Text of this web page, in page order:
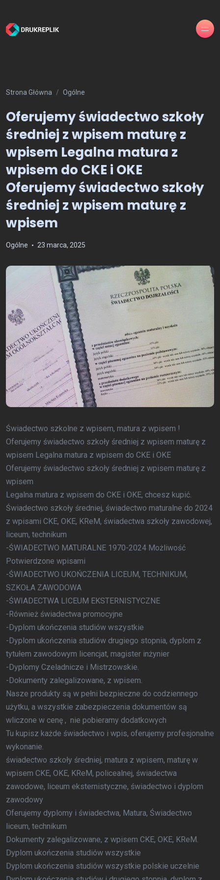
Strona Główna Ogólne
Oferujemy świadectwo szkoły
średniej z wpisem maturę z
wpisem Legalna matura z
wpisem do CKE i OKE
Oferujemy świadectwo szkoły
średniej z wpisem maturę z
wpisem
Ogólne 23 marca, 2025
Świadectwo szkolne z wpisem, matura z wpisem !
Oferujemy świadectwo szkoły średniej z wpisem maturę z
wpisem Legalna matura z wpisem do CKE i OKE
Oferujemy świadectwo szkoły średniej z wpisem maturę z
wpisem
Legalna matura z wpisem do CKE i OKE, chcesz kupić.
Świadectwo szkoły średniej, świadectwo maturalne do 2024
z wpisami CKE, OKE, KReM, świadectwa szkoły zawodowej,
liceum, technikum
-ŚWIADECTWO MATURALNE 1970-2024 Możliwość
Potwierdzone wpisami
-ŚWIADECTWO UKOŃCZENIA LICEUM, TECHNIKUM,
SZKOŁA ZAWODOWA
-ŚWIADECTWA LICEUM EKSTERNISTYCZNE
-Również świadectwa promocyjne
-Dyplom ukończenia studiów wszystkie
-Dyplom ukończenia studiów drugiego stopnia, dyplom z
tytułem zawodowym licencjat, magister inżynier
-Dyplomy Czeladnicze i Mistrzowskie.
-Dokumenty zalegalizowane, z wpisem.
Nasze produkty są w pełni bezpieczne do codziennego
użytku, a wszystkie zabezpieczenia dokumentów są
wliczone w cenę , nie pobieramy dodatkowych
Tu kupisz każde świadectwo i wpis, oferujemy profesjonalne
wykonanie.
świadectwo szkoły średniej, matura z wpisem, maturę w
wpisem CKE, OKE, KReM, policealnej, świadectwa
zawodowe, liceum eksternistyczne, świadectwo i dyplom
zawodowy
Oferujemy dyplomy i świadectwa, Matura, Świadectwo
liceum, technikum
Dokumenty zalegalizowane, z wpisem CKE, OKE, KReM.
Dyplom ukończenia studiów wszystkie
Dyplom ukończenia studiów wszystkie polskie uczelnie